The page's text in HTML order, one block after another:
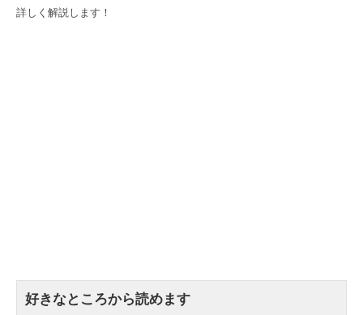
詳しく解説します！